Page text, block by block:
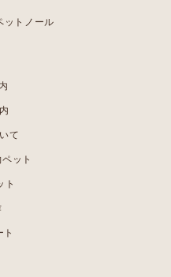
ットノール
て
ット
ト